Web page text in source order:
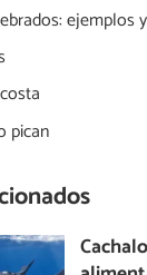
ejemplos
pican